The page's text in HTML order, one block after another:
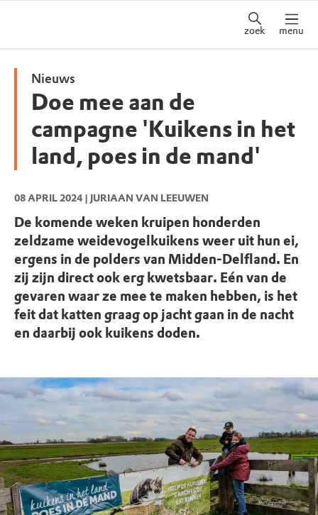
zoek menu
Nieuws
Doe mee aan de
campagne 'Kuikens in het
land, poes in de mand'
08 APRIL 2024 | JURIAAN VAN LEEUWEN
De komende weken kruipen honderden
zeldzame weidevogelkuikens weer uit hun ei,
ergens in de polders van Midden-Delfland. En
zij zijn direct ook erg kwetsbaar. Eén van de
gevaren waar ze mee te maken hebben, is het
feit dat katten graag op jacht gaan in de nacht
en daarbij ook kuikens doden.